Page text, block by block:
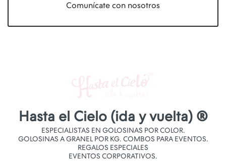
Comunícate con nosotros
Hasta el Cielo (ida y vuelta) ®
ESPECIALISTAS EN GOLOSINAS POR COLOR.
GOLOSINAS A GRANEL POR KG. COMBOS PARA EVENTOS.
REGALOS ESPECIALES
EVENTOS CORPORATIVOS.